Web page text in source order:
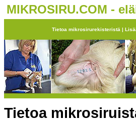
MIKROSIRU.COM -
Tietoa mikrosirurekisteristä |
Tietoa